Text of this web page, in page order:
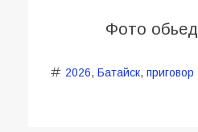
Фото
2026, Батайск, приговор